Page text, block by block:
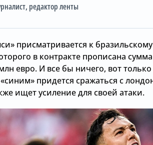
редактор ленты
присматривается к
в контракте прописана
евро. И все бы ничего, вот только
придется сражаться с
ищет усиление для своей атаки.